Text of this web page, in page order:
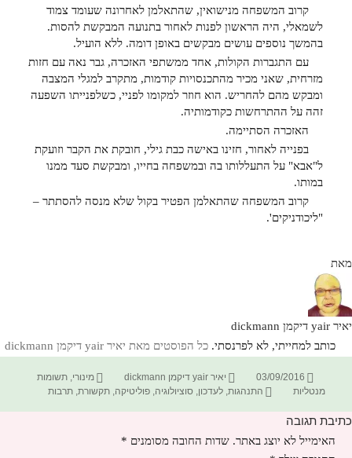
קרוב המשפחה מנישואין, שהתאלמן לאחרונה שעומד צמוד
לשמאלי, היה הראשון לפנות לאחור בתנועה המבקשת להסות.
בהמשך נוספים עושים מבקשים באופן דומה. ללא הועיל.
עם התגברות הקולות, אחד ממשתפי האזכרה, גבר נאה עם חזות
מזרחית, שאני מכיר מהתכנסויות קודמות, מתקרב למגלי המצבה
ומבקש מהם להחריש. הוא חוזר למקומו לפניי, כשלפנייתו השפעה
זהה על ההתרחשות כקודמותיה.
האזכרה הסתיימה.
בפנייה לאחור, חזינו באישה כבת גילי, חובקת את הקבר וזועקת
ל"אבא" על התעללותו בה ובמשפחה בחייו, ומבקשת סעד ממנו
במותו.
קרוב המשפחה שהתאלמן הפטיר בקול שלא מנסה להסתתר –
"ליכודניקים'.
מאת
יאיר yair דיקמן dickmann
כותב למחייתי, לא לפרנסתי. כל הפוסטים מאת יאיר yair דיקמן dickmann‏
פורסם
בתאריך
03/09/2016 מחבר
יאיר yair דיקמן dickmann קטגוריות
מינורי,תשומות
מנטליות
תגיות
התנהגות,לעדכון,סוציולוגיה,פוליטיקה,תקשורת,תרבות
כתיבת תגובה
האימייל לא יוצג באתר. שדות החובה מסומנים *